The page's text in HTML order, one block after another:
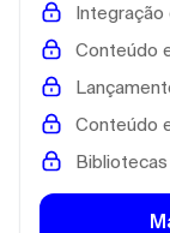
Integração
Conteúdo
Conteúdo